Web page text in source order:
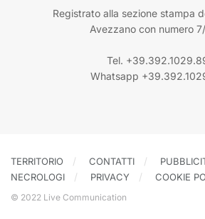
Registrato alla sezione stampa
Avezzano con numero
Tel.
Whatsapp
TERRITORIO CONTATTI
NECROLOGI
PRIVACY COOKIE
© 2022 Live Communication